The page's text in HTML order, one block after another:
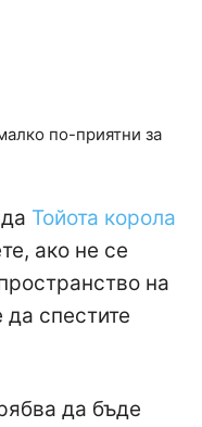
по-приятни за
Тойота корола
ако не се
на
спестите
да бъде